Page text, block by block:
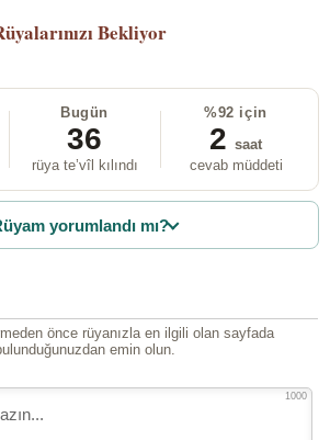
Bekliyor
Bugün
36
rüya te’vîl kılındı
%92 için
2 saat
cevab müddeti
yorumlandı mı?
önce rüyanızla en ilgili olan sayfada
emin olun.
1000